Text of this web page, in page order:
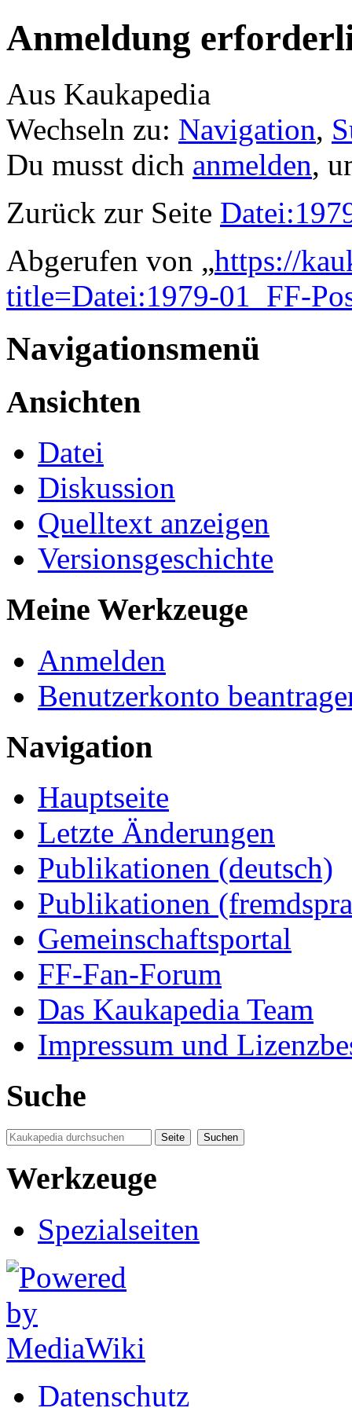
Anmeldung
Aus Kaukapedia
Wechseln zu: Navigation,
Du musst dich anmelden,
Zurück zur Seite
Abgerufen von „https://
title=Datei:1979-01_FF-
Navigationsmenü
Ansichten
Datei
Diskussion
Quelltext anzeigen
Versionsgeschichte
Meine Werkzeuge
Anmelden
Benutzerkonto
Navigation
Hauptseite
Letzte Änderungen
Publikationen (deutsch)
Publikationen
Gemeinschaftsportal
FF-Fan-Forum
Das Kaukapedia Team
Impressum und
Suche
Werkzeuge
Spezialseiten
Datenschutz